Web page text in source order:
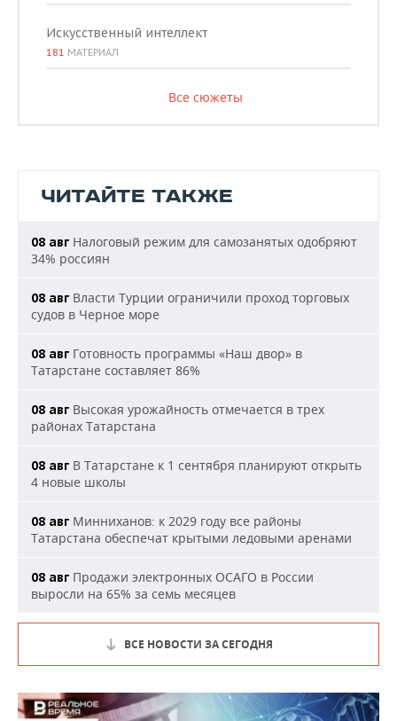
Искусственный интеллект
181 МАТЕРИАЛ
Все сюжеты
ЧИТАЙТЕ ТАКЖЕ
08 авг Налоговый режим для самозанятых одобряют
34% россиян
08 авг Власти Турции ограничили проход торговых
судов в Черное море
08 авг Готовность программы «Наш двор» в
Татарстане составляет 86%
08 авг Высокая урожайность отмечается в трех
районах Татарстана
08 авг В Татарстане к 1 сентября планируют открыть
4 новые школы
08 авг Минниханов: к 2029 году все районы
Татарстана обеспечат крытыми ледовыми аренами
08 авг Продажи электронных ОСАГО в России
выросли на 65% за семь месяцев
ВСЕ НОВОСТИ ЗА СЕГОДНЯ